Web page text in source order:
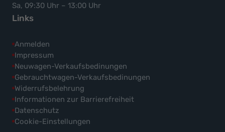
Sa, 09:30 Uhr – 13:00 Uhr
Links
Anmelden
Impressum
Neuwagen-Verkaufsbedinungen
Gebrauchtwagen-Verkaufsbedinungen
Widerrufsbelehrung
Informationen zur Barrierefreiheit
Datenschutz
Cookie-Einstellungen